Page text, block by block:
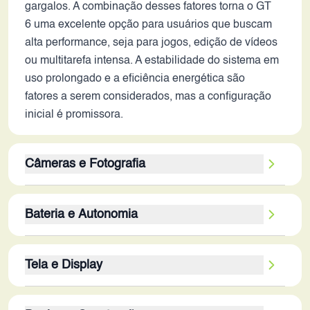
gargalos. A combinação desses fatores torna o GT
6 uma excelente opção para usuários que buscam
alta performance, seja para jogos, edição de vídeos
ou multitarefa intensa. A estabilidade do sistema em
uso prolongado e a eficiência energética são
fatores a serem considerados, mas a configuração
inicial é promissora.
Câmeras e Fotografia
A combinação de 8MP e 50MP, sem informações
detalhadas sobre os sensores e recursos, não
especificações sobre lentes, abertura e recursos
como zoom óptico, modos de fotografia e
estabilização de vídeo, impede uma análise
Bateria e Autonomia
indicando uma boa autonomia. Em 2026, a
capacidade deve garantir um dia inteiro de uso
Tela e Display